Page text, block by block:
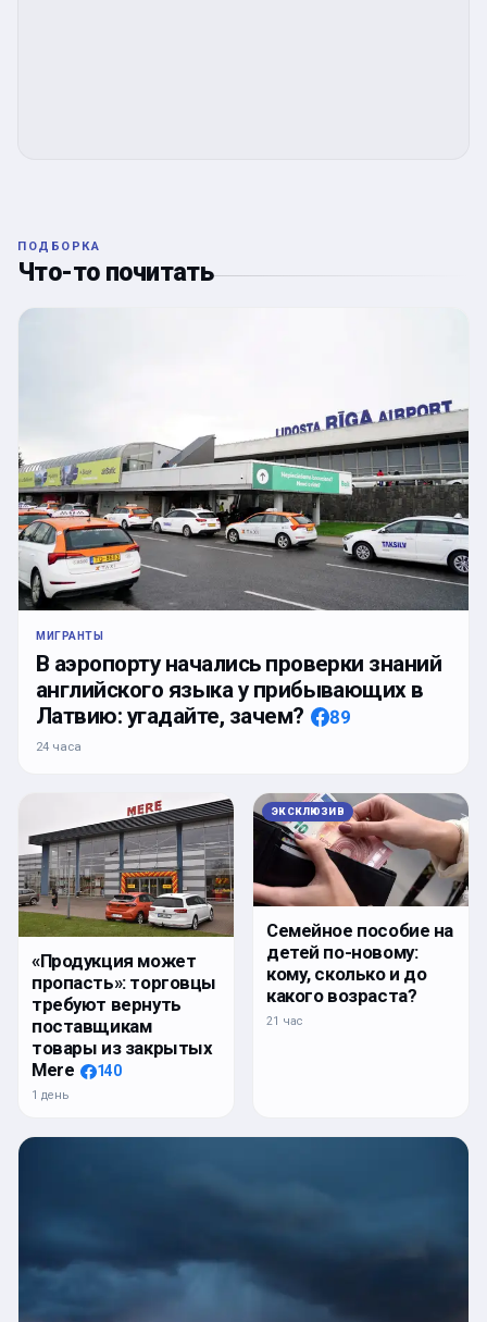
ПОДБОРКА
Что-то почитать
МИГРАНТЫ
В аэропорту начались проверки знаний
английского языка у прибывающих в
Латвию: угадайте, зачем?
89
24 часа
«Продукция может
пропасть»: торговцы
требуют вернуть
поставщикам
товары из закрытых
Mere
140
1 день
ЭКСКЛЮЗИВ
Семейное пособие на
детей по-новому:
кому, сколько и до
какого возраста?
21 час